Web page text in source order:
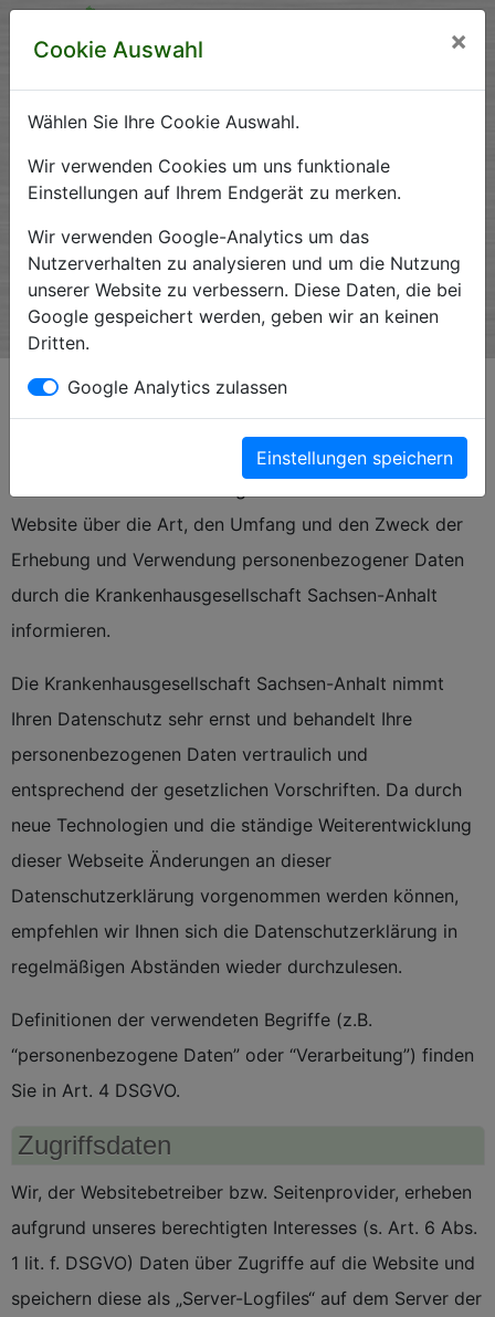
Krankenhausverzeichnis
Sachsen-Anhalt
Ein Service der Krankenhausgesellschaft Sachsen-Anhalt
e.V.
Datenschutzerklärung
Website über die Art, den Umfang und den Zweck der
Erhebung und Verwendung personenbezogener Daten
durch die Krankenhausgesellschaft Sachsen-Anhalt
informieren.
Die Krankenhausgesellschaft Sachsen-Anhalt nimmt
Ihren Datenschutz sehr ernst und behandelt Ihre
personenbezogenen Daten vertraulich und
entsprechend der gesetzlichen Vorschriften. Da durch
neue Technologien und die ständige Weiterentwicklung
dieser Webseite Änderungen an dieser
Datenschutzerklärung vorgenommen werden können,
empfehlen wir Ihnen sich die Datenschutzerklärung in
regelmäßigen Abständen wieder durchzulesen.
Definitionen der verwendeten Begriffe (z.B.
“personenbezogene Daten” oder “Verarbeitung”) finden
Sie in Art. 4 DSGVO.
Zugriffsdaten
Wir, der Websitebetreiber bzw. Seitenprovider, erheben
aufgrund unseres berechtigten Interesses (s. Art. 6 Abs.
1 lit. f. DSGVO) Daten über Zugriffe auf die Website und
speichern diese als „Server-Logfiles“ auf dem Server der
Cookie Auswahl ×
Wählen Sie Ihre Cookie Auswahl.
Wir verwenden Cookies um uns funktionale
Einstellungen auf Ihrem Endgerät zu merken.
Wir verwenden Google-Analytics um das
Nutzerverhalten zu analysieren und um die Nutzung
unserer Website zu verbessern. Diese Daten, die bei
Google gespeichert werden, geben wir an keinen
Dritten.
Google Analytics zulassen
Einstellungen speichern